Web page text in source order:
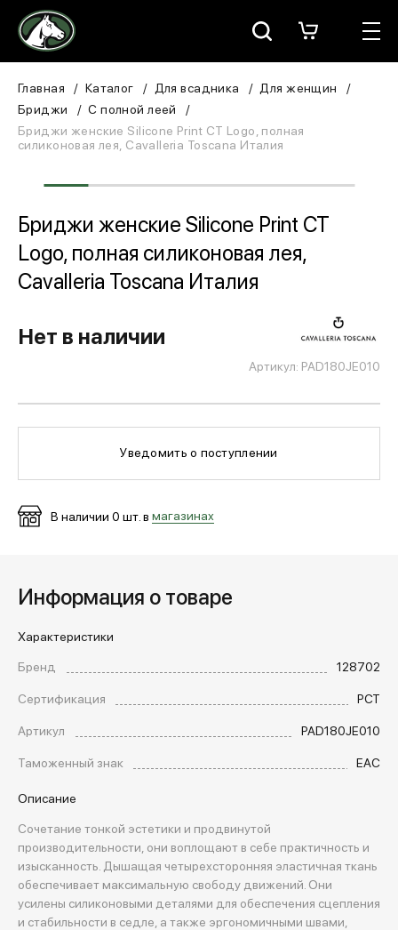
Москва
Для всадника
ЗООТОВАРЫ
Для собаки
Сувениры/Подарки
ПОКУПАТЕЛЯМ
Главная Каталог Для всадника
Для женщин
Бриджи
С полной леей
Бриджи женские Silicone Print CT Logo, полная
силиконовая лея, Cavalleria Toscana Италия
Бриджи женские Silicone Print CT
Logo, полная силиконовая лея,
Cavalleria Toscana Италия
Артикул: PAD180JE010
Нет в наличии
Уведомить о поступлении
В наличии 0 шт. в магазинах
Информация о товаре
Характеристики
Бренд
128702
Сертификация
РСТ
Артикул
PAD180JE010
Таможенный знак
EAC
Описание
Сочетание тонкой эстетики и продвинутой
производительности, они воплощают в себе практичность и
изысканность. Дышащая четырехсторонняя эластичная ткань
обеспечивает максимальную свободу движений. Они
усилены силиконовыми деталями для обеспечения сцепления
и стабильности в седле, а также эргономичными швами,